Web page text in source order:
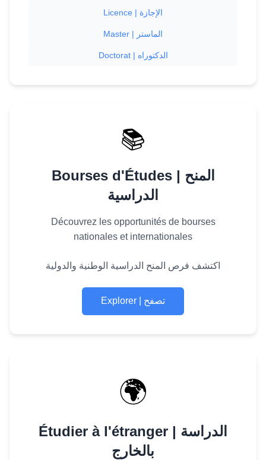
Licence | الإجازة
Master | الماستر
Doctorat | الدكتوراه
📚
Bourses d'Études | المنح
الدراسية
Découvrez les opportunités de bourses
nationales et internationales
اكتشف فرص المنح الدراسية الوطنية والدولية
Explorer | تصفح
🌍
Étudier à l'étranger | الدراسة
بالخارج